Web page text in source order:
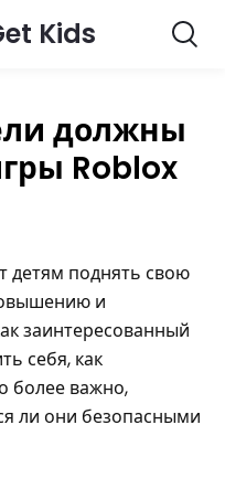
Kids
должны
Roblox
детям поднять свою
и
заинтересованный
себя, как
более важно,
ли они безопасными